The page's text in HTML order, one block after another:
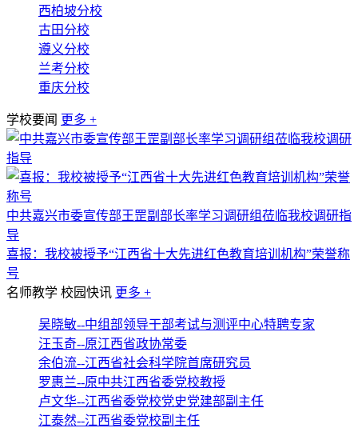
西柏坡分校
古田分校
遵义分校
兰考分校
重庆分校
学校要闻 更多 +
中共嘉兴市委宣传部王罡副部长率学习调研组莅临我校调研指
导
喜报：我校被授予“江西省十大先进红色教育培训机构”荣誉称
号
名师教学 校园快讯 更多 +
吴晓敏--中组部领导干部考试与测评中心特聘专家
汪玉奇--原江西省政协常委
余伯流--江西省社会科学院首席研究员
罗惠兰--原中共江西省委党校教授
卢文华--江西省委党校党史党建部副主任
江泰然--江西省委党校副主任